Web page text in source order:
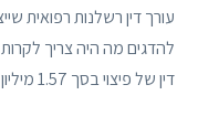
עורך דין רשלנות רפואית
להדגים מה היה צריך
דין של פיצוי בסך 1.57 מיליון דולר .